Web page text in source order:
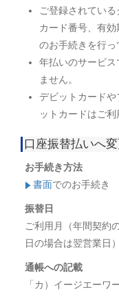
ご登録されている
カード番号、有
のお手続きを行っ
年払いのサービ
ません。
デビットカード
ットカードはご利
口座振替払いへ
お手続き方法
書面でのお手続き
振替日
ご利用月（年間契約
日の場合は翌営業日）
通帳への記載
「カ）イージエーワ